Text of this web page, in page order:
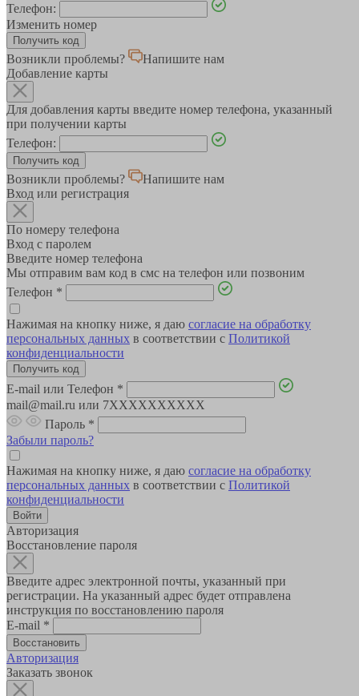
Телефон:
Изменить номер
Возникли проблемы?
Напишите нам
Добавление карты
Для добавления карты введите номер телефона, указанный
при получении карты
Телефон:
Возникли проблемы?
Напишите нам
Вход или регистрация
По номеру телефона
Вход с паролем
Введите номер телефона
Мы отправим вам код в смс на телефон или позвоним
Телефон *
Нажимая на кнопку ниже, я даю согласие на обработку
персональных данных в соответствии с Политикой
конфиденциальности
E-mail или Телефон *
mail@mail.ru или 7XXXXXXXXXX
Пароль *
Забыли пароль?
Нажимая на кнопку ниже, я даю согласие на обработку
персональных данных в соответствии с Политикой
конфиденциальности
Авторизация
Восстановление пароля
Введите адрес электронной почты, указанный при
регистрации. На указанный адрес будет отправлена
инструкция по восстановлению пароля
E-mail *
Авторизация
Заказать звонок